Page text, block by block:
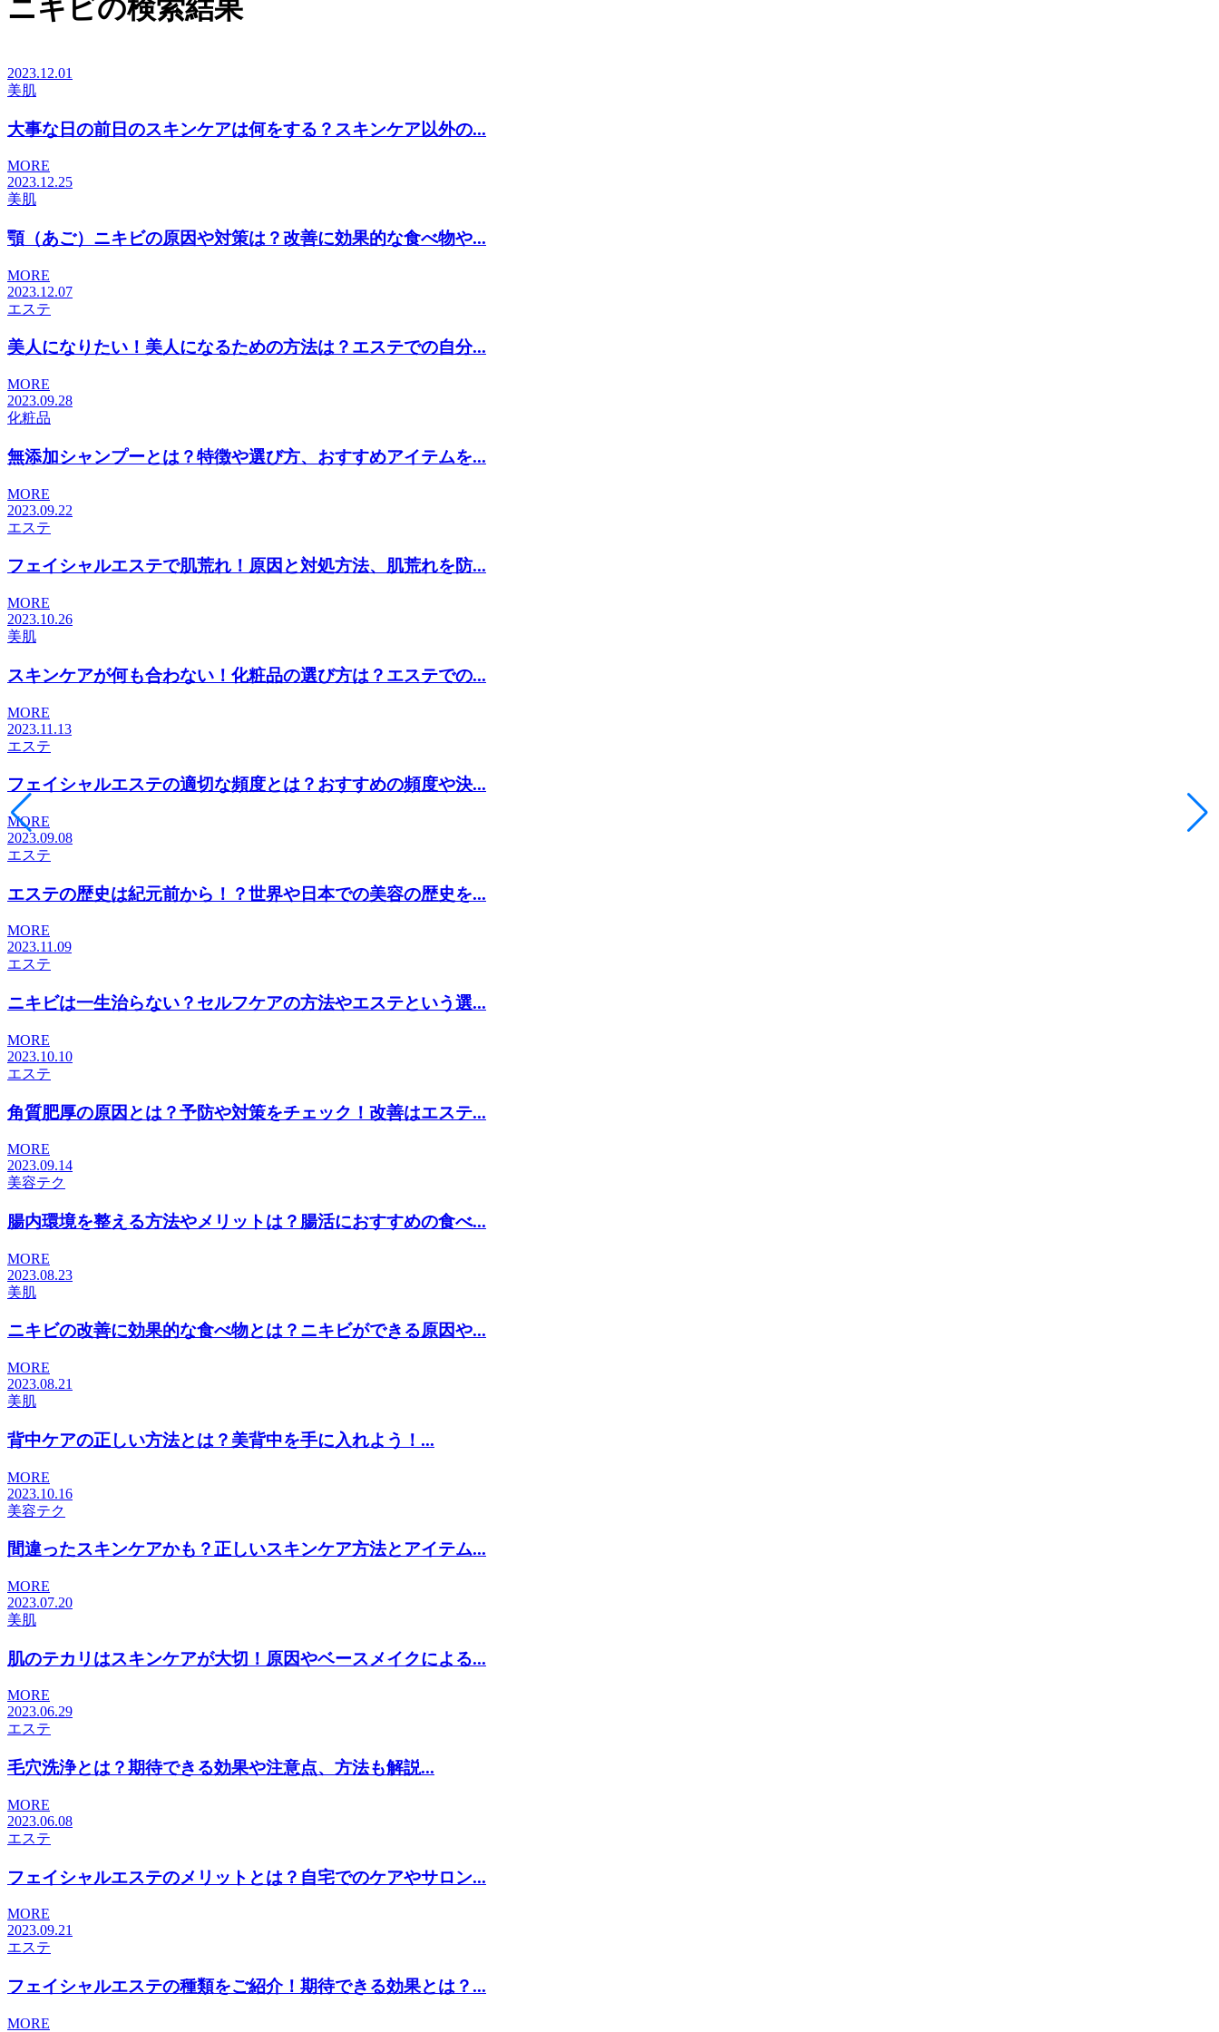
ニキビの検索結果
2023.12.01
美肌
大事な日の前日のスキンケアは何をする？スキンケア以外の...
MORE
2023.12.25
美肌
顎（あご）ニキビの原因や対策は？改善に効果的な食べ物や...
MORE
2023.12.07
エステ
美人になりたい！美人になるための方法は？エステでの自分...
MORE
2023.09.28
化粧品
無添加シャンプーとは？特徴や選び方、おすすめアイテムを...
MORE
2023.09.22
エステ
フェイシャルエステで肌荒れ！原因と対処方法、肌荒れを防...
MORE
2023.10.26
美肌
スキンケアが何も合わない！化粧品の選び方は？エステでの...
MORE
2023.11.13
エステ
フェイシャルエステの適切な頻度とは？おすすめの頻度や決...
MORE
2023.09.08
エステ
エステの歴史は紀元前から！？世界や日本での美容の歴史を...
MORE
2023.11.09
エステ
ニキビは一生治らない？セルフケアの方法やエステという選...
MORE
2023.10.10
エステ
角質肥厚の原因とは？予防や対策をチェック！改善はエステ...
MORE
2023.09.14
美容テク
腸内環境を整える方法やメリットは？腸活におすすめの食べ...
MORE
2023.08.23
美肌
ニキビの改善に効果的な食べ物とは？ニキビができる原因や...
MORE
2023.08.21
美肌
背中ケアの正しい方法とは？美背中を手に入れよう！...
MORE
2023.10.16
美容テク
間違ったスキンケアかも？正しいスキンケア方法とアイテム...
MORE
2023.07.20
美肌
肌のテカリはスキンケアが大切！原因やベースメイクによる...
MORE
2023.06.29
エステ
毛穴洗浄とは？期待できる効果や注意点、方法も解説​​...
MORE
2023.06.08
エステ
フェイシャルエステのメリットとは？自宅でのケアやサロン...
MORE
2023.09.21
エステ
フェイシャルエステの種類をご紹介！期待できる効果とは？...
MORE